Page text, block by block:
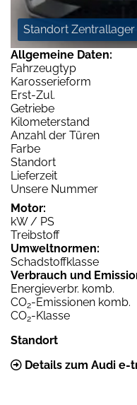
Standort Zentrallager
Allgemeine Daten:
Fahrzeugtyp
Karosserieform
Erst-Zul.
Getriebe
Kilometerstand
Anzahl der Türen
Farbe
Standort
Lieferzeit
Unsere Nummer
Motor:
kW / PS
Treibstoff
Umweltnormen:
Schadstoffklasse
Verbrauch und
Energieverbr. komb.
CO2-Emissionen komb.
CO2-Klasse
Standort
Details zum Audi e-